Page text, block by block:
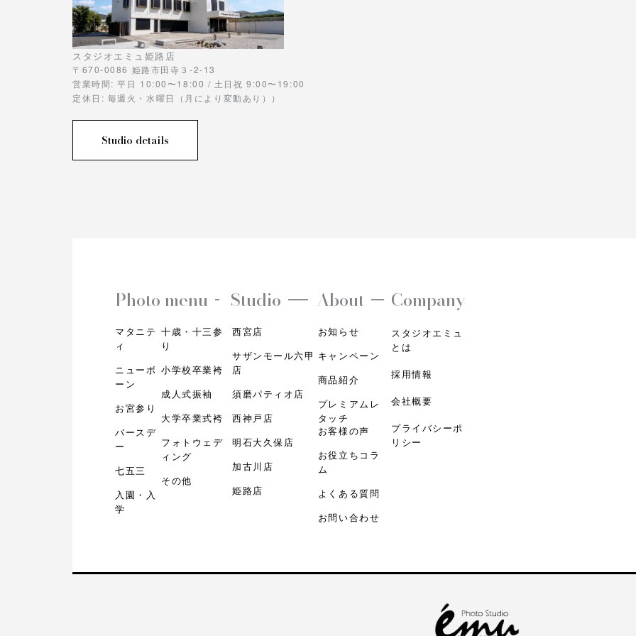
スタジオエミュ姫路店
〒670-0086 姫路市田寺３-2-13
営業時間: 平日 10:00〜18:00 / 土日祝 9:00〜19:00
定休日: 毎週火・水曜日（月により変動あり））
Studio details
Photo menu
マタニテ
ィ
ニューボ
ーン
お宮参り
バースデ
ー
七五三
入園・入
学
十歳・十三参
り
小学校卒業袴
成人式振袖
大学卒業式袴
フォトウェデ
ィング
その他
Studio
西宮店
サザンモール六甲
店
須磨パティオ店
西神戸店
明石大久保店
加古川店
姫路店
About
お知らせ
キャンペーン
商品紹介
プレミアムレ
タッチ
お客様の声
お役立ちコラ
ム
よくある質問
お問い合わせ
Company
スタジオエミュ
とは
採用情報
会社概要
プライバシーポ
リシー